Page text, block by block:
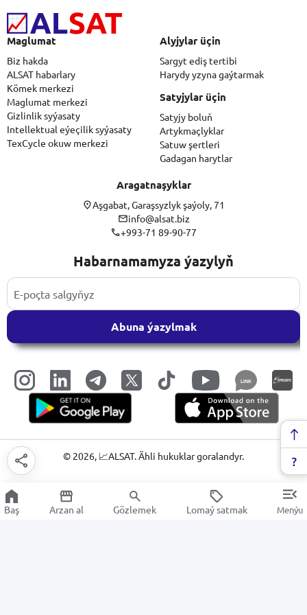
Maglumat
Biz hakda
ALSAT habarlary
Kömek merkezi
Maglumat merkezi
Gizlinlik syýasaty
Intellektual eýeçilik syýasaty
TexCycle okuw merkezi
Alyjylar üçin
Sargyt ediş tertibi
Harydy yzyna gaýtarmak
Satyjylar üçin
Satyjy boluň
Artykmaçlyklar
Satuw şertleri
Gadagan harytlar
Aragatnaşyklar
Aşgabat, Garaşsyzlyk şaýoly, 71
info@alsat.biz
+993-71 89-90-77
Habarnamamyza ýazylyň
Abuna ýazylmak
LINK
© 2026, 📈ALSAT. Ähli hukuklar goralandyr.
Baş Arzan al Gözlemek Lomaý satmak Menýu